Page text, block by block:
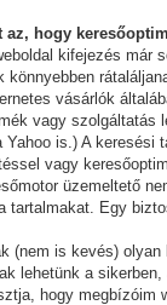
az, hogy
kifejezés már
könnyebben
vásárlók
vagy szolgáltatás
Yahoo is.) A keresési
vagy
üzemeltető
tartalmakat. Egy
(nem is kevés)
lehetünk a
hogy megbízóim